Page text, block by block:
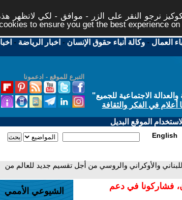
نرجو النقر على الزر - موافق - لكي لاتظهر
to ensure you get the best experience
العمال -وكالة أنباء حقوق الإنسان - اخبار الرياضة -
التبرع للموقع - ادعمونا
الاجتماعية للجميع"
في الفكر والثقافة
الموقع البديل
English
والأوكراني والروسي من أجل تقسيم جديد للعالم من
فشاركونا في دعم
الشيوعي الأممي